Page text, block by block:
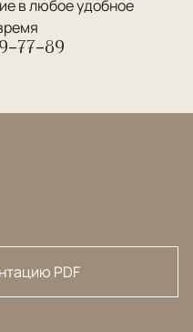
в любое удобное
77-89
PDF